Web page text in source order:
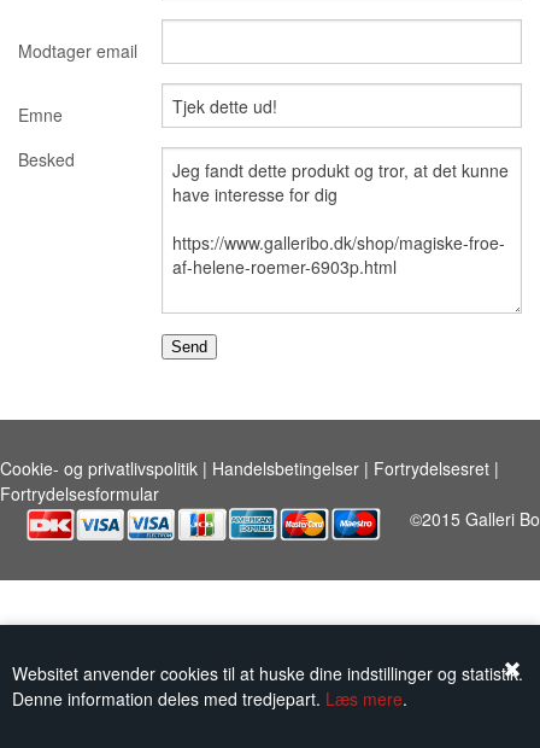
Websitet anvender cookies til at huske dine indstillinger og statistik.
Denne information deles med tredjepart. Læs mere.
UDENDØRS KUNST
KUNSTTRYK OG KORT
★ ★ ★ ★ ★
FORSIDE GAVEKORT
ERHVERVSINDRETNING OM
KONTAKT
Modtager email
Emne
Besked
Cookie- og privatlivspolitik | Handelsbetingelser | Fortrydelsesret |
Fortrydelsesformular
©2015 Galleri Bo